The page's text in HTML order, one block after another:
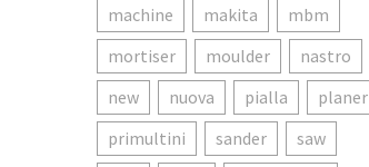
machine
makita
mbm
mortiser
moulder
nastro
new
nuova pialla
planer
primultini
sander
saw